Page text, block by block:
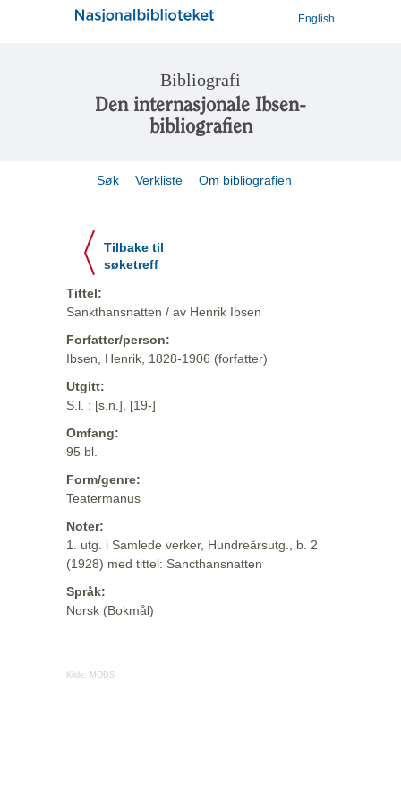
English
Bibliografi
Den internasjonale Ibsen-
bibliografien
Søk Verkliste Om bibliografien
Tilbake til
søketreff
Tittel:
Sankthansnatten / av Henrik Ibsen
Forfatter/person:
Ibsen, Henrik, 1828-1906 (forfatter)
Utgitt:
S.l. : [s.n.], [19-]
Omfang:
95 bl.
Form/genre:
Teatermanus
Noter:
1. utg. i Samlede verker, Hundreårsutg., b. 2
(1928) med tittel: Sancthansnatten
Språk:
Norsk (Bokmål)
Kilde: MODS